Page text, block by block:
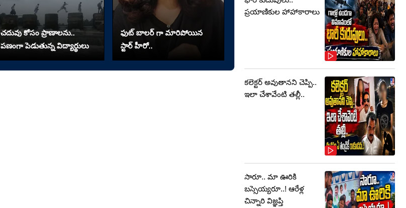
చదువు కోసం ప్రాణాలను..
పణంగా పెడుతున్న విద్యార్థులు
ఫుట్ బాలర్ గా మారిపోయిన
స్టార్ హీరో..
ప్రయాణికుల హాహాకారాలు
కలెక్టర్‌ అవుతానని చెప్పి..
ఇలా చేశావేంటి తల్లీ..
సారూ.. మా ఊరికి
బస్సెయ్యరూ..! ఆరేళ్ల
చిన్నారి విజ్ఞప్తి